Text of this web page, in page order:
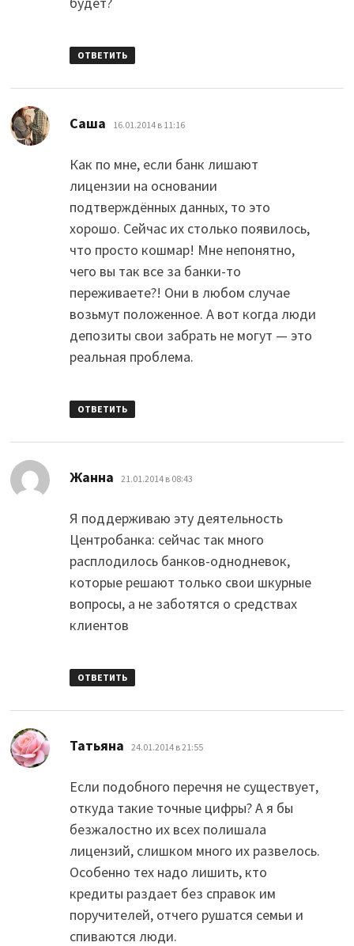
ОТВЕТИТЬ
Саша 16.01.2014 в 11:16
Как по мне, если банк лишают
лицензии на основании
подтверждённых данных, то это
хорошо. Сейчас их столько появилось,
что просто кошмар! Мне непонятно,
чего вы так все за банки-то
переживаете?! Они в любом случае
возьмут положенное. А вот когда люди
депозиты свои забрать не могут — это
реальная проблема.
ОТВЕТИТЬ
Жанна 21.01.2014 в 08:43
Я поддерживаю эту деятельность
Центробанка: сейчас так много
расплодилось банков-однодневок,
которые решают только свои шкурные
вопросы, а не заботятся о средствах
клиентов
ОТВЕТИТЬ
Татьяна 24.01.2014 в 21:55
Если подобного перечня не существует,
откуда такие точные цифры? А я бы
безжалостно их всех полишала
лицензий, слишком много их развелось.
Особенно тех надо лишить, кто
кредиты раздает без справок им
поручителей, отчего рушатся семьи и
спиваются люди.